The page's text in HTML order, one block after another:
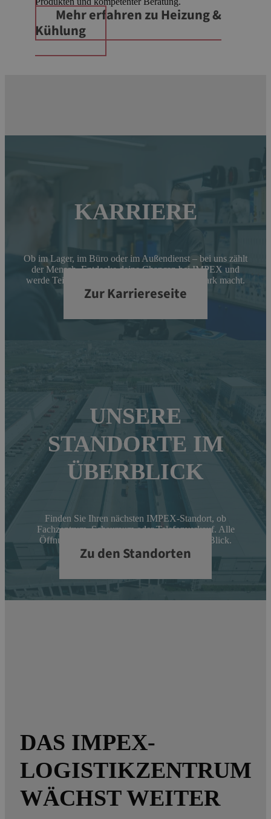
Mehr erfahrenzu Heizung &
Kühlung
KARRIERE
Ob im Lager, im Büro oder im Außendienst – bei uns zählt
der Mensch. Entdecke deine Chancen bei IMPEX und
werde Teil eines Teams, das sich füreinander stark macht.
Zur Karriereseite
UNSERE
STANDORTE IM
ÜBERBLICK
Finden Sie Ihren nächsten IMPEX-Standort, ob
Fachzentrum, Schauraum oder Telefonverkauf. Alle
Öffnungszeiten und Kontaktdaten auf einen Blick.
Zu den Standorten
DAS IMPEX-
LOGISTIKZENTRUM
WÄCHST WEITER